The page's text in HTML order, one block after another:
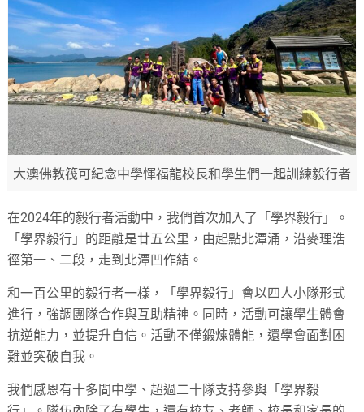
大澳佛教筏可紀念中學惲福龍校長和學生們一起訓練毅行者
在2024年的毅行者活動中，我們首次加入了「學界毅行」。
「學界毅行」的距離是廿五公里，由起點北潭涌，沿麥理浩
徑第一、二段，走到北潭凹作結。
和一百公里的毅行者一樣，「學界毅行」會以四人小隊形式
進行，強調團隊合作與互助精神。同時，活動可讓學生體會
抗逆能力，並提升自信。活動不僅鍛煉體能，還學會面對困
難並突破自我。
我們感恩有十多間中學、超過二十隊支持參與「學界毅